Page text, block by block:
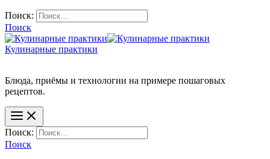
Поиск:
Поиск
Кулинарные практики
Блюда, приёмы и технологии на примере пошаговых
Поиск:
Поиск